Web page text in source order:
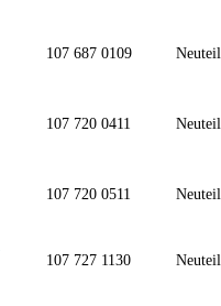
107 687 0109
107 720 0411
107 720 0511
107 727 1130